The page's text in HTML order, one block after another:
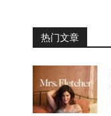
热门文章